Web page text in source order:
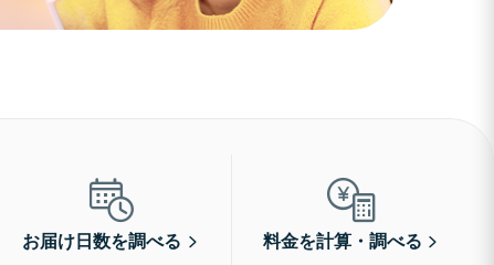
お届け日数を調べる 料金を計算・調べる